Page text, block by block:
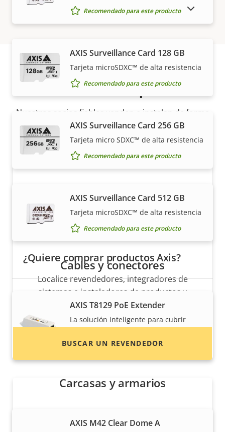
Recomendado para este producto
AXIS Surveillance Card 128 GB
Tarjeta microSDXC™ de alta resistencia
Recomendado para este producto
AXIS Surveillance Card 256 GB
Tarjeta micro SDXC™ de alta resistencia
Recomendado para este producto
AXIS Surveillance Card 512 GB
Tarjeta microSDXC™ de alta resistencia
Recomendado para este producto
Cables y conectores
AXIS T8129 PoE Extender
La solución inteligente para cubrir
Recomendado para este producto
Carcasas y armarios
AXIS M42 Clear Dome A
MOSTRAR PRODUCTOS DESCATALOGADOS
Cómo comprar
Nuestros socios fiables venden e instalan de forma
experta las soluciones Axis y los productos
individuales.
¿Quiere comprar productos Axis?
Localice revendedores, integradores de
sistemas e instaladores de productos y
sistemas de Axis.
BUSCAR UN REVENDEDOR